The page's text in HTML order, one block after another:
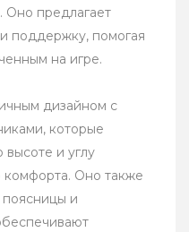
Оно предлагает
поддержку, помогая
на игре.
дизайном с
которые
высоте и углу
комфорта. Оно также
и